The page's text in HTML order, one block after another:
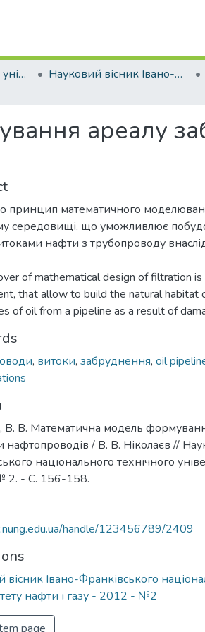
Періодичні видання університету Науковий вісник Івано-Франківського національного технічного університету нафти і газу
ареалу
принцип математичного
середовищі, що уможливлює
нафти з трубопроводу
of mathematical design of filtration
that allow to build the natural habitat
of oil from a pipeline as a result of
, витоки, забруднення, oil
В. В. Математична модель
нафтопроводів / В. В. Ніколаєв //
національного технічного
2. - С. 156-158.
handle/123456789/2409
вісник Івано-Франківського
нафти і газу - 2012 - №2
page